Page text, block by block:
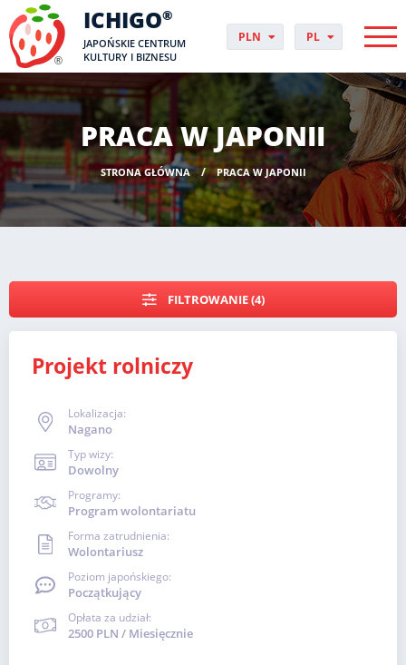
ICHIGO®
JAPOŃSKIE CENTRUM
KULTURY I BIZNESU
PLN
USD
CHF
DKK
NOK
SEK
HUF
PL
DA
DE
EN
ES
FR
HR
HU
RO
PRACA W JAPONII
STRONA GŁÓWNA PRACA W JAPONII
FILTROWANIE (4)
Projekt rolniczy
Lokalizacja:
Nagano
Typ wizy:
Dowolny
Programy:
Program wolontariatu
Forma zatrudnienia:
Wolontariusz
Poziom japońskiego:
Początkujący
Opłata za udział:
2500 PLN / Miesięcznie